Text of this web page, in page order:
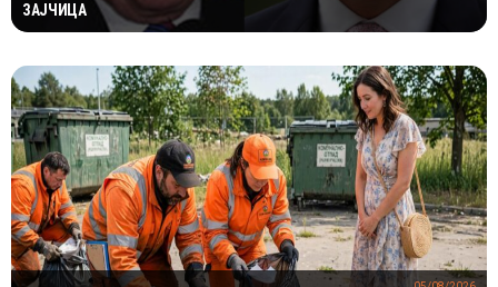
ЗАЈЧИЦА